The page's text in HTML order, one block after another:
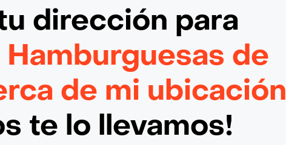
dirección para
Hamburguesas de
de mi ubicación
te lo llevamos!